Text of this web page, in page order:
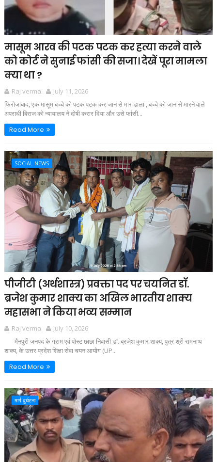
मासूम आरव की पटक पटक कर हत्या करने वाले
को कोर्ट ने सुनाई फांसी की सजा। देखें पूरा मामला
क्या था ?
Raj verma
July 11, 2026
फिरोजाबाद, एक मासूम बच्चे को पटक पटक कर जान से मार डाला , बच्चे को जान से मारने वाले
अपराधी बिराज को न्यायालय ने दोषी करार दिया और उसे फांसी...
Read More
SOCIAL NEWS
पीजीटी (अर्थशास्त्र) प्रवक्ता पद पर चयनित डॉ.
ब्रजेश कुमार शाक्य का अखिल भारतीय शाक्य
महासभा ने किया भव्य सम्मान
Raj verma
July 10, 2026
मैनपुरी जनपद के ग्राम एवं पोस्ट छाछा निवासी डॉ. ब्रजेश कुमार शाक्य, पुत्र श्री रामनाथ
शाक्य, के उत्तर प्रदेश शिक्षा सेवा चयन आयोग (UP...
Read More
मार्ग दुर्घटना